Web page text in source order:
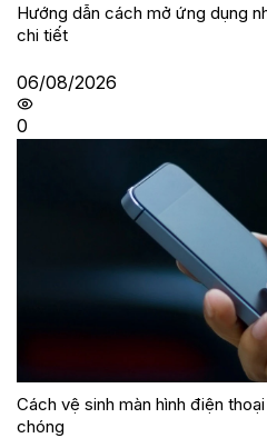
Hướng dẫn cách mở ứng dụng
chi tiết
06/08/2026
0
Cách vệ sinh màn hình điện
chóng